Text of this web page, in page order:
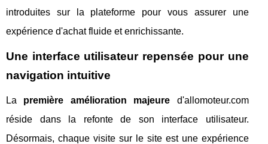
introduites sur la plateforme pour vous assurer une
expérience d'achat fluide et enrichissante.
Une interface utilisateur repensée pour une
navigation intuitive
La première amélioration majeure d'allomoteur.com
réside dans la refonte de son interface utilisateur.
Désormais, chaque visite sur le site est une expérience